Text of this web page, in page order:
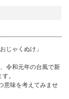
じゃくぬけ」
令和元年の台風で新
。
意味を考えてみませ